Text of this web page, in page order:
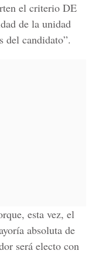
el criterio DE
de la unidad
del candidato”.
esta vez, el
absoluta de
será electo con